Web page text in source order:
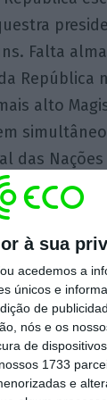
à sua
acedemos a
únicos e
de
nós e os
de
1733
e
Falta
República
alto
das
e o fim
entre a
do
às
discurso